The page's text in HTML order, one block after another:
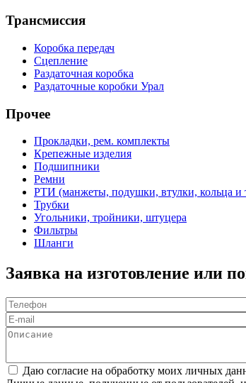
Трансмиссия
Коробка передач
Сцепление
Раздаточная коробка
Раздаточные коробки Урал
Прочее
Прокладки, рем. комплекты
Крепежные изделия
Подшипники
Ремни
РТИ (манжеты, подушки, втулки, кольца и
Трубки
Угольники, тройники, штуцера
Фильтры
Шланги
Заявка на изготовление или
Телефон
E-mail
Описание
Соглашение*
Даю согласие на обработку моих личных